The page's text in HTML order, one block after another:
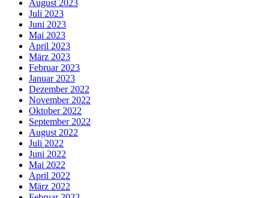
August 2023
Juli 2023
Juni 2023
Mai 2023
April 2023
März 2023
Februar 2023
Januar 2023
Dezember 2022
November 2022
Oktober 2022
September 2022
August 2022
Juli 2022
Juni 2022
Mai 2022
April 2022
März 2022